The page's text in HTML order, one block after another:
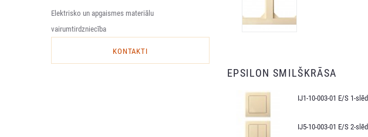
EPSILON SMILŠKRĀSA
IJ1-10-003-01 E/S 1-
IJ5-10-003-01 E/S 2-
Elektrisko un apgaismes materiālu
vairumtirdzniecība
KONTAKTI